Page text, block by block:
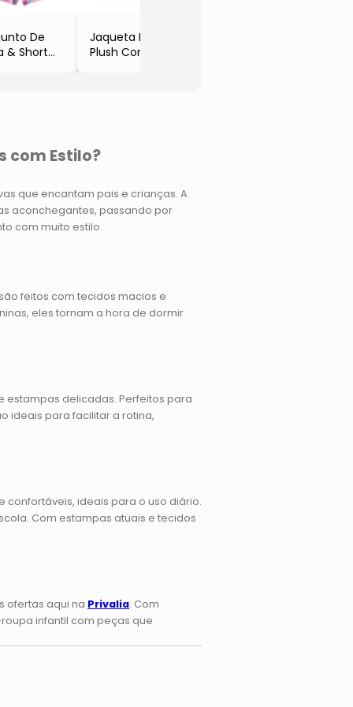
com Estilo?
que encantam pais e crianças. A
aconchegantes, passando por
com muito estilo.
feitos com tecidos macios e
eles tornam a hora de dormir
estampas delicadas. Perfeitos para
ideais para facilitar a rotina,
confortáveis, ideais para o uso diário.
Com estampas atuais e tecidos
ofertas aqui na Privalia. Com
infantil com peças que
De
& Short
Jaqueta Em
Plush Com